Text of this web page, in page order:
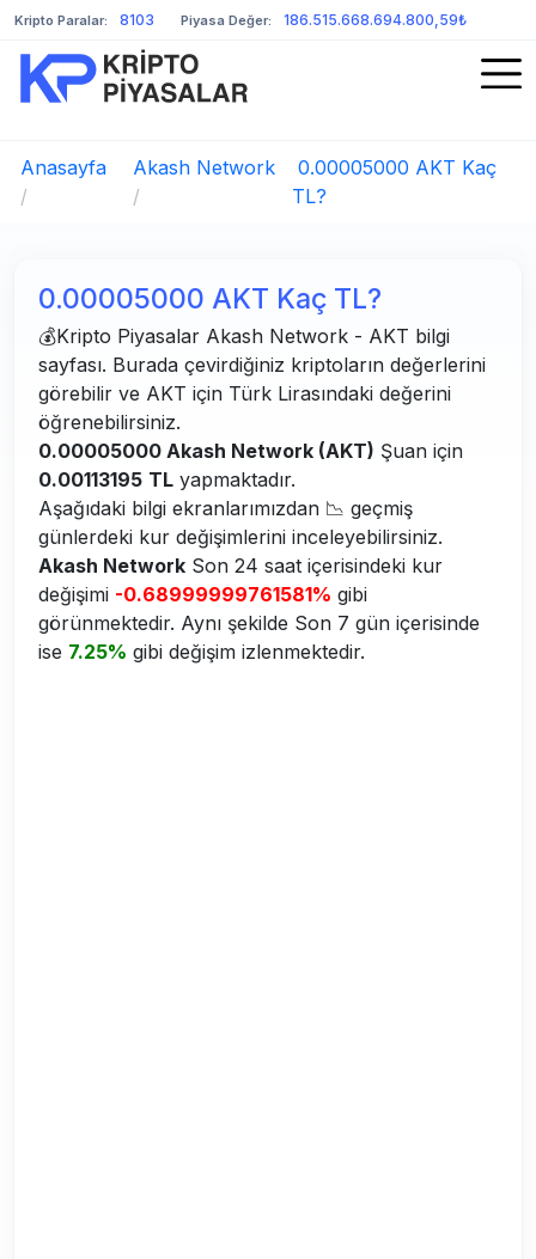
Kripto Paralar: 8103 Piyasa Değer: 186.515.668.694.800,59₺
Anasayfa
/
Akash Network
/
0.00005000 AKT Kaç
TL?
0.00005000 AKT Kaç TL?
💰Kripto Piyasalar Akash Network - AKT bilgi
sayfası. Burada çevirdiğiniz kriptoların değerlerini
görebilir ve AKT için Türk Lirasındaki değerini
öğrenebilirsiniz.
0.00005000 Akash Network (AKT) Şuan için
0.00113195 TL yapmaktadır.
Aşağıdaki bilgi ekranlarımızdan 📉 geçmiş
günlerdeki kur değişimlerini inceleyebilirsiniz.
Akash Network Son 24 saat içerisindeki kur
değişimi -0.68999999761581% gibi
görünmektedir. Aynı şekilde Son 7 gün içerisinde
ise 7.25% gibi değişim izlenmektedir.